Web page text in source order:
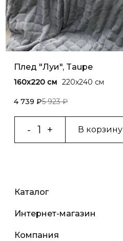
Плед "Луи", Taupe
160x220 см 220х240 см
4 739 ₽5 923 ₽
В корзину
Каталог
Интернет-магазин
Компания